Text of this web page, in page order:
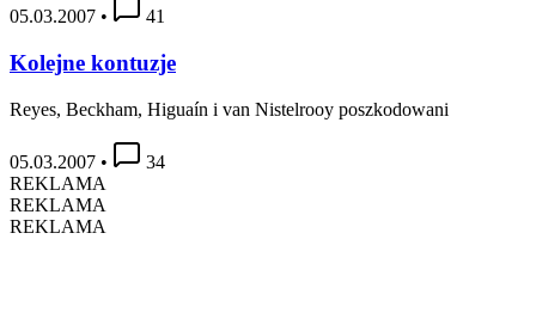
05.03.2007 • 41
Kolejne kontuzje
Reyes, Beckham, Higuaín i van Nistelrooy poszkodowani
05.03.2007 •
34
REKLAMA
REKLAMA
REKLAMA